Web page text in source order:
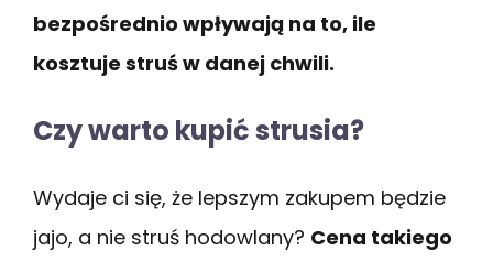
bezpośrednio wpływają na to, ile
kosztuje struś w danej chwili.
Czy warto kupić strusia?
Wydaje ci się, że lepszym zakupem będzie
jajo, a nie struś hodowlany? Cena takiego